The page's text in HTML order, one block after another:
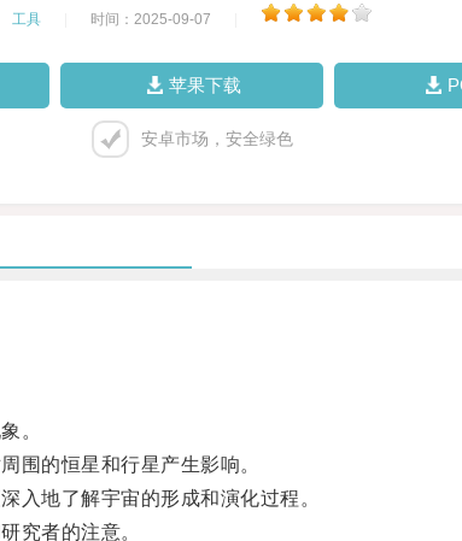
工具 时间：2025-09-07
苹果下载
安卓市场，安全绿色
。
的恒星和行星产生影响。
地了解宇宙的形成和演化过程。
究者的注意。